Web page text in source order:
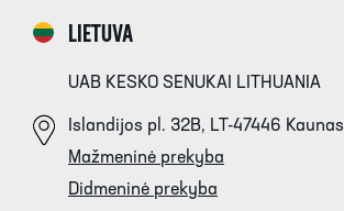
LIETUVA
UAB KESKO SENUKAI LITHUANIA
Islandijos pl. 32B, LT-47446 Kaunas
Mažmeninė prekyba
Didmeninė prekyba